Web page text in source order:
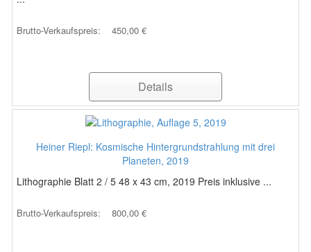
Brutto-Verkaufspreis: 450,00 €
Details
Heiner Riepl: Kosmische Hintergrundstrahlung mit drei
Planeten, 2019
Lithographie Blatt 2 / 5 48 x 43 cm, 2019 Preis inklusive ...
Brutto-Verkaufspreis: 800,00 €